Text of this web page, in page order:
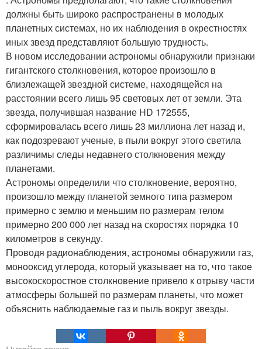
должны быть широко распространены в молодых
планетных системах, но их наблюдения в окрестностях
иных звезд представляют большую трудность.
В новом исследовании астрономы обнаружили признаки
гигантского столкновения, которое произошло в
близлежащей звездной системе, находящейся на
расстоянии всего лишь 95 световых лет от земли. Эта
звезда, получившая название HD 172555,
сформировалась всего лишь 23 миллиона лет назад и,
как подозревают ученые, в пыли вокруг этого светила
различимы следы недавнего столкновения между
планетами.
Астрономы определили что столкновение, вероятно,
произошло между планетой земного типа размером
примерно с землю и меньшим по размерам телом
примерно 200 000 лет назад на скоростях порядка 10
километров в секунду.
Проводя радионаблюдения, астрономы обнаружили газ,
монооксид углерода, который указывает на то, что такое
высокоскоростное столкновение привело к отрыву части
атмосферы большей по размерам планеты, что может
объяснить наблюдаемые газ и пыль вокруг звезды.